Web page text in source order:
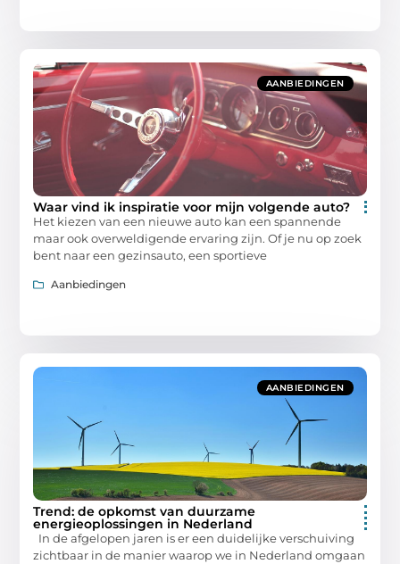
AANBIEDINGEN
Waar vind ik inspiratie voor mijn volgende auto?
Het kiezen van een nieuwe auto kan een spannende
maar ook overweldigende ervaring zijn. Of je nu op zoek
bent naar een gezinsauto, een sportieve
Aanbiedingen
AANBIEDINGEN
Trend: de opkomst van duurzame
energieoplossingen in Nederland
In de afgelopen jaren is er een duidelijke verschuiving
zichtbaar in de manier waarop we in Nederland omgaan